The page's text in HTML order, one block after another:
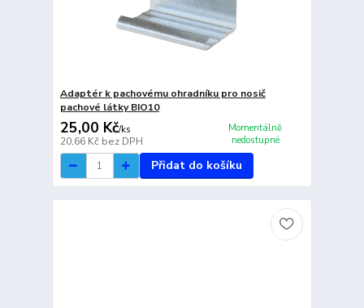
Adaptér k pachovému ohradníku pro nosič
pachové látky BIO10
25,00 Kč/ks
20,66 Kč bez DPH
Momentálně
nedostupné
Přidat do košíku